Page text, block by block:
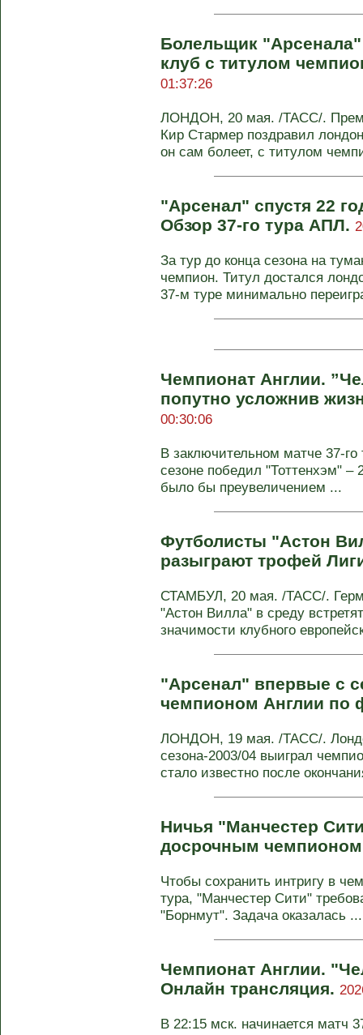
Болельщик
клуб с титулом
01:37:26
ЛОНДОН, 20 мая. /ТАСС/.
Кир Стармер поздравил
он сам болеет, с титулом
"Арсенал" спустя 22
Обзор 37-го тура АПЛ.
За тур до конца сезона на
чемпион. Титул достался
37-м туре минимально
Чемпионат Англии.
попутно усложнив
00:30:06
В заключительном матче 37-
сезоне победил "Тоттенхэм" –
было бы преувеличением ...
Футболисты "Астон
разыграют трофей
СТАМБУЛ, 20 мая. /ТАСС/.
"Астон Вилла" в среду
значимости клубного
"Арсенал" впервые с
чемпионом Англии по
ЛОНДОН, 19 мая. /ТАСС/.
сезона-2003/04 выиграл
стало известно после
Ничья "Манчестер
досрочным
Чтобы сохранить интригу в
тура, "Манчестер Сити"
"Борнмут". Задача оказалась ...
Чемпионат Англии.
Онлайн трансляция.
В 22:15 мск. начинается матч